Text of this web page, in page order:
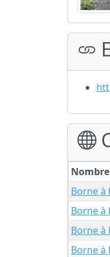
Nombre
Borne à
Borne à
Borne à
Borne à